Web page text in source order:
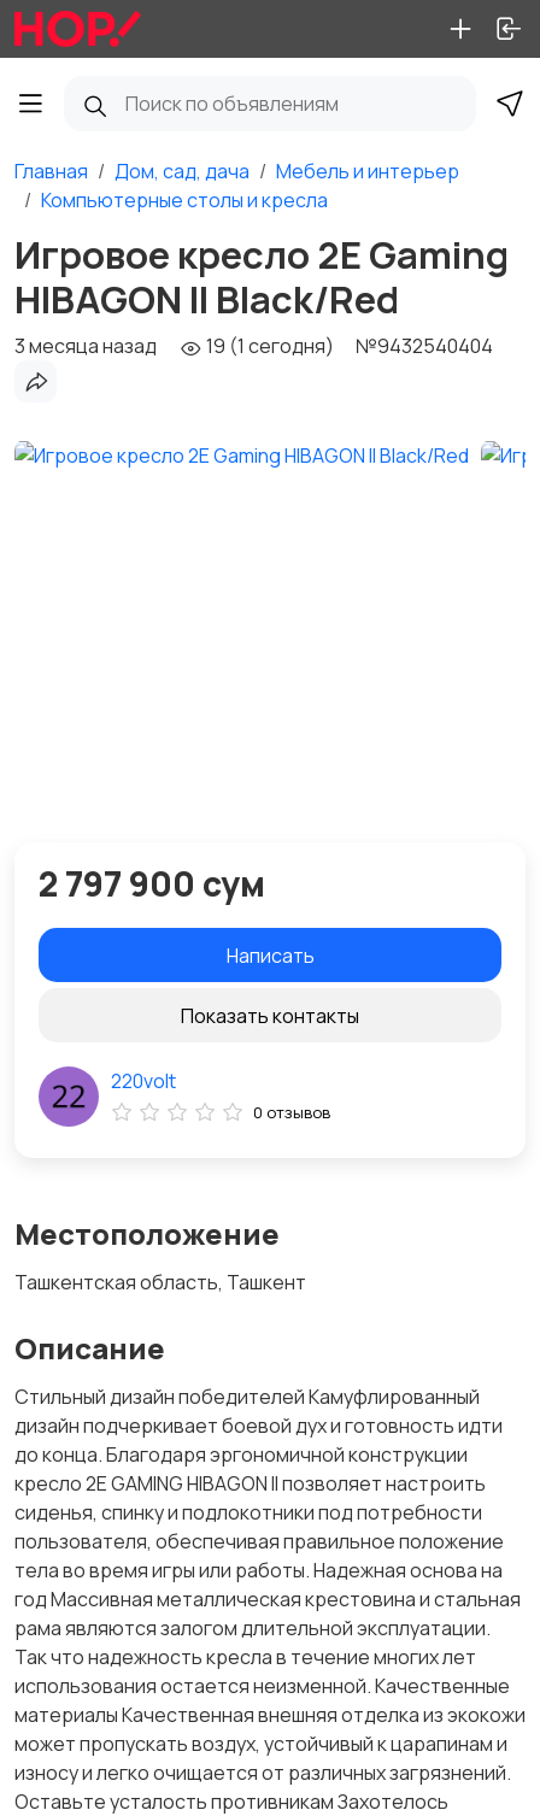
Главная Дом, сад, дача
Мебель и интерьер
Компьютерные столы и кресла
Игровое кресло 2E Gaming
HIBAGON II Black/Red
3 месяца назад 19 (1 сегодня) №9432540404
Местоположение
Ташкентская область, Ташкент
Описание
Стильный дизайн победителей Камуфлированный
дизайн подчеркивает боевой дух и готовность идти
до конца. Благодаря эргономичной конструкции
кресло 2E GAMING HIBAGON II позволяет настроить
сиденья, спинку и подлокотники под потребности
пользователя, обеспечивая правильное положение
тела во время игры или работы. Надежная основа на
год Массивная металлическая крестовина и стальная
рама являются залогом длительной эксплуатации.
Так что надежность кресла в течение многих лет
использования остается неизменной. Качественные
материалы Качественная внешняя отделка из экокожи
может пропускать воздух, устойчивый к царапинам и
износу и легко очищается от различных загрязнений.
Оставьте усталость противникам Захотелось
2 797 900 сум
Написать
Показать контакты
220volt
0 отзывов